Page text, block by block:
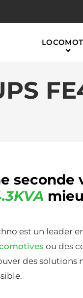
est un leader
ou des
des